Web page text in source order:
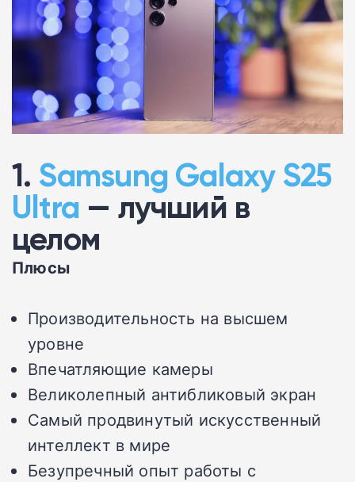
1. Samsung Galaxy S25
Ultra — лучший в
целом
Плюсы
Производительность на высшем
уровне
Впечатляющие камеры
Великолепный антибликовый экран
Самый продвинутый искусственный
интеллект в мире
Безупречный опыт работы с